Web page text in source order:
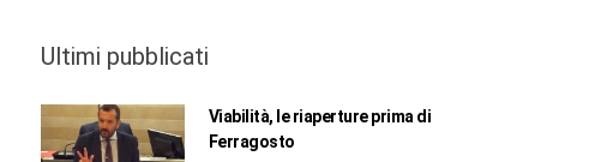
Ultimi pubblicati
Viabilità, le riaperture prima di
Ferragosto